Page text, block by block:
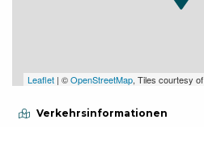
Leaflet | ©OpenStreetMap, Tiles courtesy of
Verkehrsinformationen